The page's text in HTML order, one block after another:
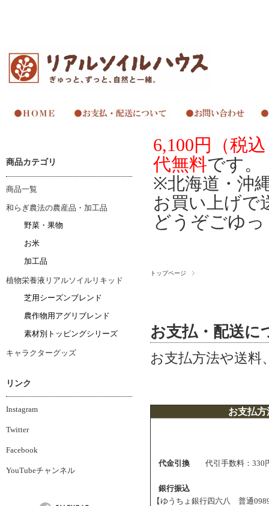
6,100円（税
代無料です。
※北海道・沖
お買い上げで
どうぞごゆ
トップページ
お支払・配送に
お支払方法や送料
お支払方
代金引換 代引手数料：330
銀行振込
【ゆうちょ銀行四六八 普通
商品カテゴリ
商品一覧
和らぎ農法の農産品・加工品
野菜・果物
お米
加工品
植物栄養液リアルソイルリキッド
芝用シーズンブレンド
農作物用アグリブレンド
素材別トッピングシリーズ
キャラクターグッズ
リンク
Instagram
Twitter
Facebook
YouTubeチャンネル